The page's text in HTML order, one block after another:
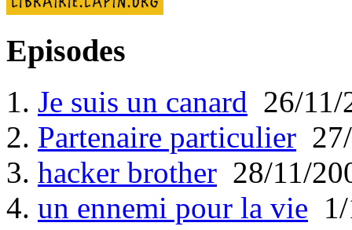
Episodes
1. Je suis un canard 26/11/
2. Partenaire particulier
3. hacker brother 28/11/
4. un ennemi pour la vie